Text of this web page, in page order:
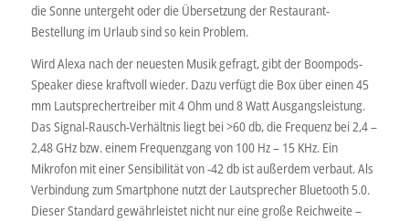
die Sonne untergeht oder die Übersetzung der Restaurant-
Bestellung im Urlaub sind so kein Problem.
Wird Alexa nach der neuesten Musik gefragt, gibt der Boompods-
Speaker diese kraftvoll wieder. Dazu verfügt die Box über einen 45
mm Lautsprechertreiber mit 4 Ohm und 8 Watt Ausgangsleistung.
Das Signal-Rausch-Verhältnis liegt bei >60 db, die Frequenz bei 2,4 –
2,48 GHz bzw. einem Frequenzgang von 100 Hz – 15 KHz. Ein
Mikrofon mit einer Sensibilität von -42 db ist außerdem verbaut. Als
Verbindung zum Smartphone nutzt der Lautsprecher Bluetooth 5.0.
Dieser Standard gewährleistet nicht nur eine große Reichweite –